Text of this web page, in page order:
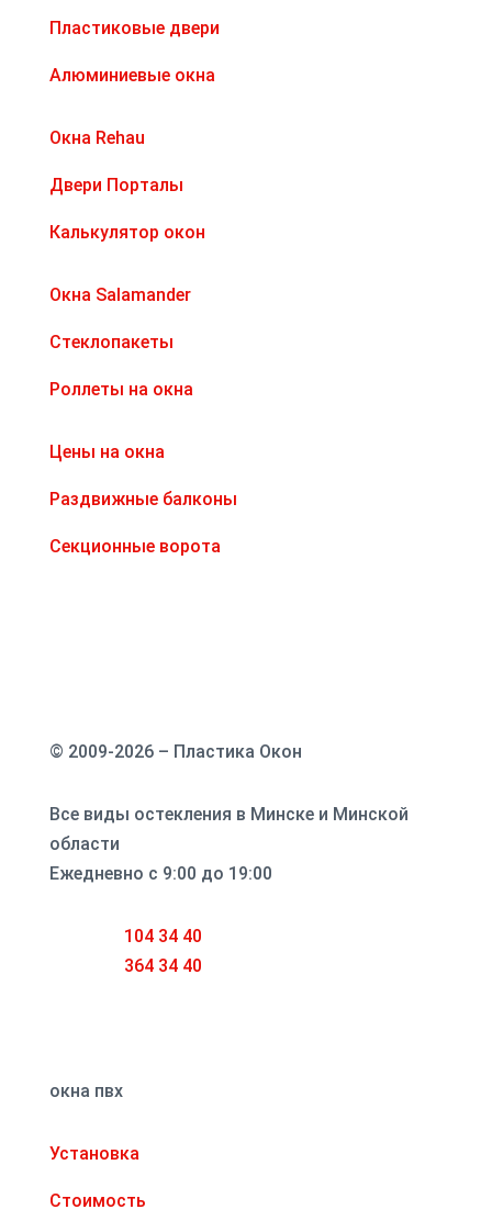
Пластиковые двери
Алюминиевые окна
Окна Rehau
Двери Порталы
Калькулятор окон
Окна Salamander
Стеклопакеты
Роллеты на окна
Цены на окна
Раздвижные балконы
Секционные ворота
© 2009-2026 – Пластика Окон
Все виды остекления в Минске и Минской
области
Ежедневно с 9:00 до 19:00
104 34 40
364 34 40
окна пвх
Установка
Стоимость